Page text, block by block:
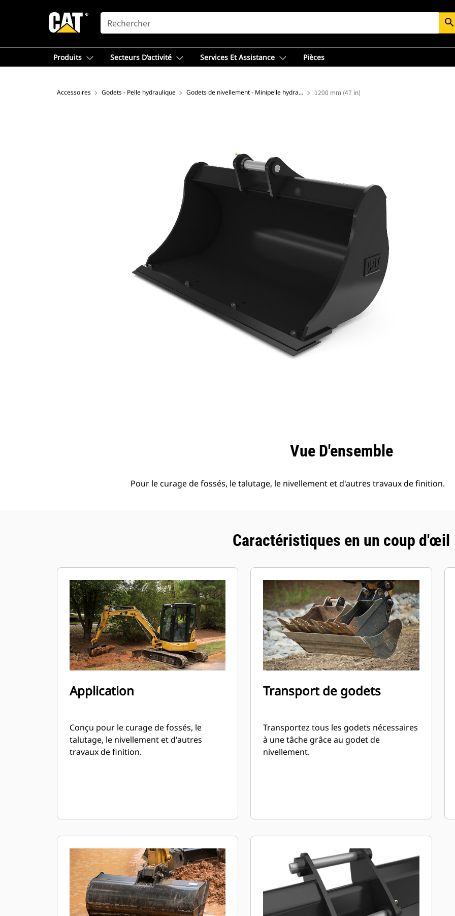
SEARCH search
Produits Secteurs D’activité Services Et Assistance Pièces
Accessoires Godets - Pelle hydraulique Godets de nivellement - Minipelle hydraulique 1200 mm (47 in)
Vue D'ensemble
Pour le curage de fossés, le talutage, le nivellement et d'autres travaux de finition.
Caractéristiques en un coup d'œil
Application
Conçu pour le curage de fossés, le
talutage, le nivellement et d'autres
travaux de finition.
Transport de godets
Transportez tous les godets nécessaires
à une tâche grâce au godet de
nivellement.